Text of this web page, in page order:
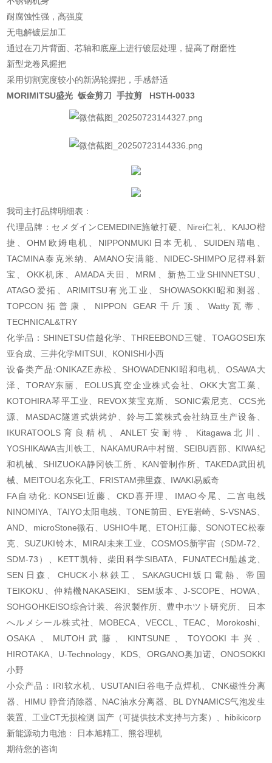
耐腐蚀性强，高强度
无电解镀层加工
通过在刀片背面、芯轴和底座上进行镀层处理，提高了耐磨性
新型龙卷风握把
采用切割宽度较小的新涡轮握把，手感舒适
MORIMITSU盛光 钣金剪刀 手拉剪 HSTH-0033
我司主打品牌明细表：
代理品牌：セメダインCEMEDINE施敏打硬、Nirei仁礼、KAIJO楷
捷、OHM欧姆电机、NIPPONMUKI日本无机、SUIDEN瑞电、
TACMINA泰克米纳、AMANO安满能、NIDEC-SHIMPO尼得科新
宝、OKK机床、AMADA天田、MRM、新热工业SHINNETSU、
ATAGO爱拓、ARIMITSU有光工业、SHOWASOKKI昭和测器、
TOPCON拓普康、NIPPON GEAR千斤顶、Watty瓦蒂、
TECHNICAL&TRY
化学品：SHINETSU信越化学、THREEBOND三键、TOAGOSEI东
亚合成、三井化学MITSUI、KONISHI小西
设备类产品:ONIKAZE赤松、SHOWADENKI昭和电机、OSAWA大
泽、TORAY东丽、EOLUS真空企业株式会社、OKK大宮工業、
KOTOHIRA琴平工业、REVOX莱宝克斯、SONIC索尼克、CCS光
源、MASDAC隧道式烘烤炉、鈴与工業株式会社纳豆生产设备、
IKURATOOLS育良精机、ANLET安耐特、Kitagawa北川、
YOSHIKAWA吉川铁工、NAKAMURA中村留、SEIBU西部、KIWA纪
和机械、SHIZUOKA静冈铁工所、KAN管制作所、TAKEDA武田机
械、MEITOU名东化工、FRISTAM弗里森、IWAKI易威奇
FA自动化: KONSEI近藤、CKD喜开理、IMAO今尾、二宫电线
NINOMIYA、TAIYO太阳电线、TONE前田、EYE岩崎、S-VSNAS、
AND、microStone微石、USHIO牛尾、ETOH江藤、SONOTEC松泰
克、SUZUKI铃木、MIRAI未来工业、COSMOS新宇宙（SDM-72、
SDM-73）、KETT凯特、柴田科学SIBATA、FUNATECH船越龙、
SEN日森、CHUCK小林鉄工、SAKAGUCHI坂口電熱、帝国
TEIKOKU、仲精機NAKASEIKI、SEM坂本、J-SCOPE、HOWA、
SOHGOHKEISO综合计装、谷沢製作所、豊中ホツト研究所、 日本
へルメシール株式社、MOBECA、VECCL、TEAC、Morokoshi、
OSAKA、MUTOH武藤、KINTSUNE、TOYOOKI丰兴、
HIROTAKA、U-Technology、KDS、ORGANO奥加诺、ONOSOKKI
小野
小众产品：IRI软水机、USUTANI臼谷电子点焊机、CNK磁性分离
器、HIMU 静音消除器、NAC油水分离器、BL DYNAMICS气泡发生
装置、工业CT无损检测 国产（可提供技术支持与方案）、hibikicorp
新能源动力电池： 日本旭精工、熊谷理机
期待您的咨询